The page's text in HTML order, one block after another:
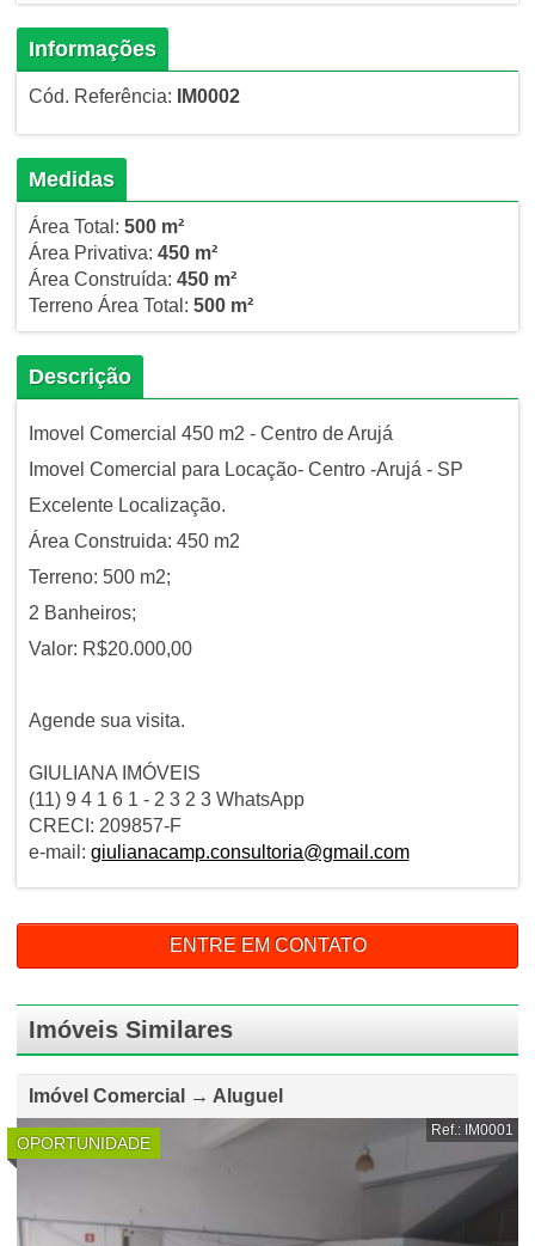
Informações
Cód. Referência: IM0002
Medidas
Área Total: 500 m²
Área Privativa: 450 m²
Área Construída: 450 m²
Terreno Área Total: 500 m²
Descrição
Imovel Comercial 450 m2 - Centro de Arujá
Imovel Comercial para Locação- Centro -Arujá - SP
Excelente Localização.
Área Construida: 450 m2
Terreno: 500 m2;
2 Banheiros;
Valor: R$20.000,00
Agende sua visita.
GIULIANA IMÓVEIS
(11) 9 4 1 6 1 - 2 3 2 3 WhatsApp
CRECI: 209857-F
e-mail: giulianacamp.consultoria@gmail.com
ENTRE EM CONTATO
Imóveis Similares
Imóvel Comercial → Aluguel
OPORTUNIDADE
Ref.: IM0001